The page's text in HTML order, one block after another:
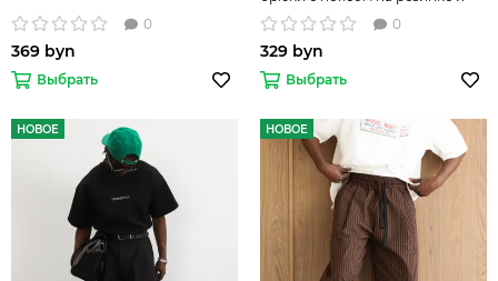
0
369 byn
Выбрать
манжетами
0
329 byn
Выбрать
НОВОЕ НОВОЕ